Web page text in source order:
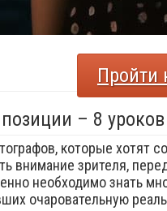
Пройти
– 8
которые хотят
внимание зрителя,
необходимо знать
очаровательную